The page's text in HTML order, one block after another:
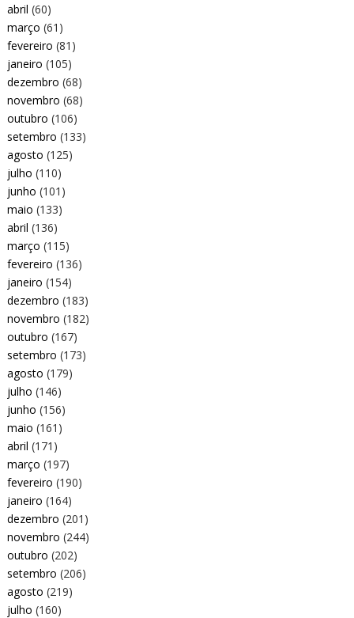
abril (60)
março (61)
fevereiro (81)
janeiro (105)
dezembro (68)
novembro (68)
outubro (106)
setembro (133)
agosto (125)
julho (110)
junho (101)
maio (133)
abril (136)
março (115)
fevereiro (136)
janeiro (154)
dezembro (183)
novembro (182)
outubro (167)
setembro (173)
agosto (179)
julho (146)
junho (156)
maio (161)
abril (171)
março (197)
fevereiro (190)
janeiro (164)
dezembro (201)
novembro (244)
outubro (202)
setembro (206)
agosto (219)
julho (160)